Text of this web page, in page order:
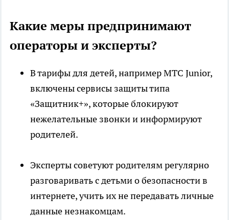
Какие меры предпринимают
операторы и эксперты?
В тарифы для детей, например МТС Junior,
включены сервисы защиты типа
«Защитник+», которые блокируют
нежелательные звонки и информируют
родителей.
Эксперты советуют родителям регулярно
разговаривать с детьми о безопасности в
интернете, учить их не передавать личные
данные незнакомцам.